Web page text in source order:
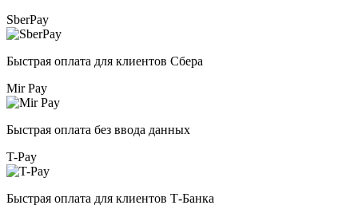
SberPay
Быстрая оплата для клиентов Сбера
Mir Pay
Быстрая оплата без ввода данных
T-Pay
Быстрая оплата для клиентов Т-Банка